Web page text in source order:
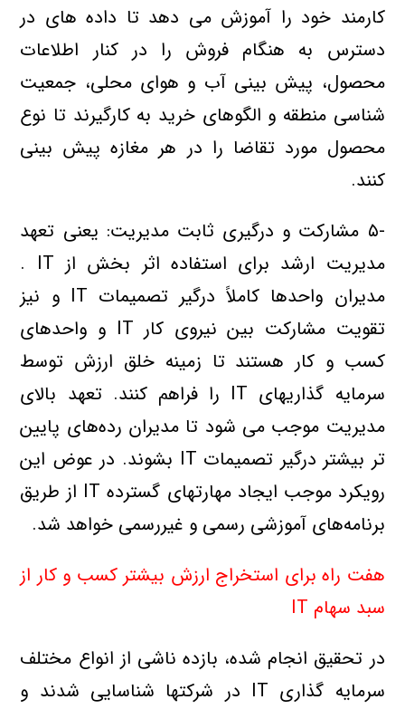
کارمند خود را آموزش مي دهد تا داده هاي در
دسترس به هنگام فروش را در کنار اطلاعات
محصول، پيش بيني آب و هواي محلي، جمعيت
شناسي منطقه و الگوهاي خريد به کارگيرند تا نوع
محصول مورد تقاضا را در هر مغازه پيش بيني
کنند.
-۵ مشارکت و درگيري ثابت مديريت: يعني تعهد
مديريت ارشد براي استفاده اثر بخش از IT .
مديران واحدها کاملاً درگير تصميمات IT و نيز
تقويت مشارکت بين نيروي کار IT و واحدهاي
کسب و کار هستند تا زمينه خلق ارزش توسط
سرمايه گذاريهاي IT را فراهم کنند. تعهد بالاي
مديريت موجب مي شود تا مديران رده‌هاي پايين
تر بيشتر درگير تصميمات IT بشوند. در عوض اين
رويکرد موجب ايجاد مهارتهاي گسترده IT از طريق
برنامه‌هاي آموزشي رسمي و غيررسمي خواهد شد.
هفت راه براي استخراج ارزش بيشتر کسب و کار از
سبد سهام IT
در تحقيق انجام شده، بازده ناشي از انواع مختلف
سرمايه گذاري IT در شرکتها شناسايي شدند و